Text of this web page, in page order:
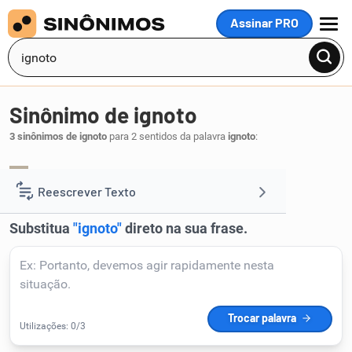
Assinar PRO
MENU
Reescrever Texto
Resumir Texto
Corrigir Texto
Detector de IA
Sinônimo de ignoto
3 sinônimos de ignoto para 2 sentidos da palavra ignoto: